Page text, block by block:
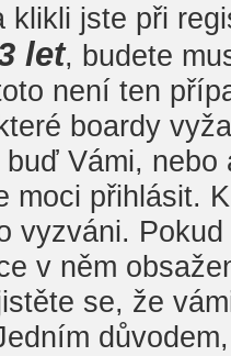
klikli jste při
let, budete
není ten
boardy
Vámi, nebo
moci přihlásit.
vyzváni.
v něm
se, že